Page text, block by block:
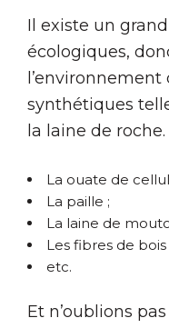
Il existe un
écologiques,
synthétiques
la laine de
La ouate de
La paille ;
La laine de
Les fibres de bois
etc.
Et n’oublions